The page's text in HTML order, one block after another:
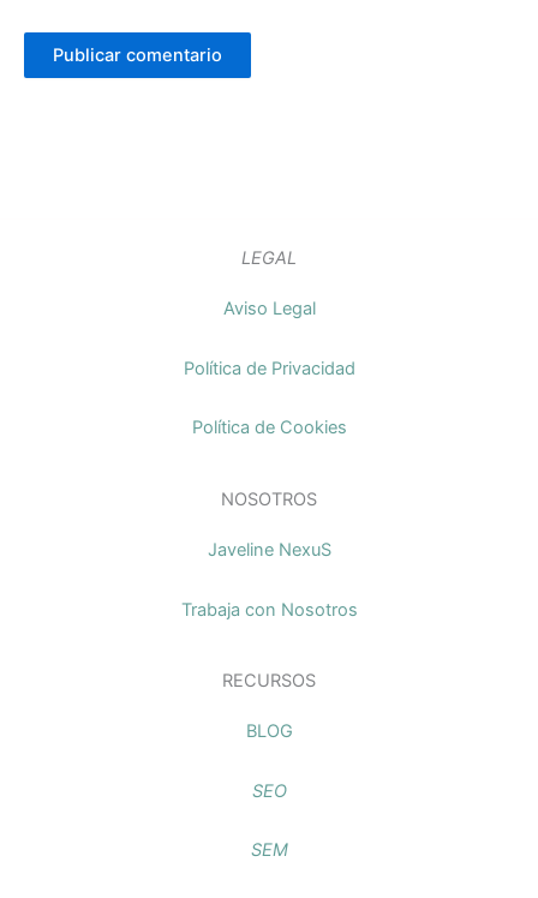
LEGAL
Aviso Legal
Política de Privacidad
Política de Cookies
NOSOTROS
Javeline NexuS
Trabaja con Nosotros
RECURSOS
BLOG
SEO
SEM